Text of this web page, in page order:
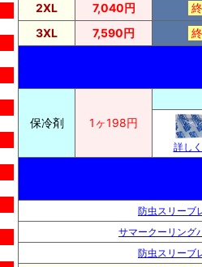
2XL
7,040円
3XL
7,590円
保冷剤 1ヶ198円
詳し
防虫スリーブ
サマークーリング
防虫スリーブ